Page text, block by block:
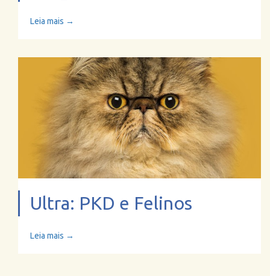
Leia mais →
Ultra: PKD e Felinos
Leia mais →